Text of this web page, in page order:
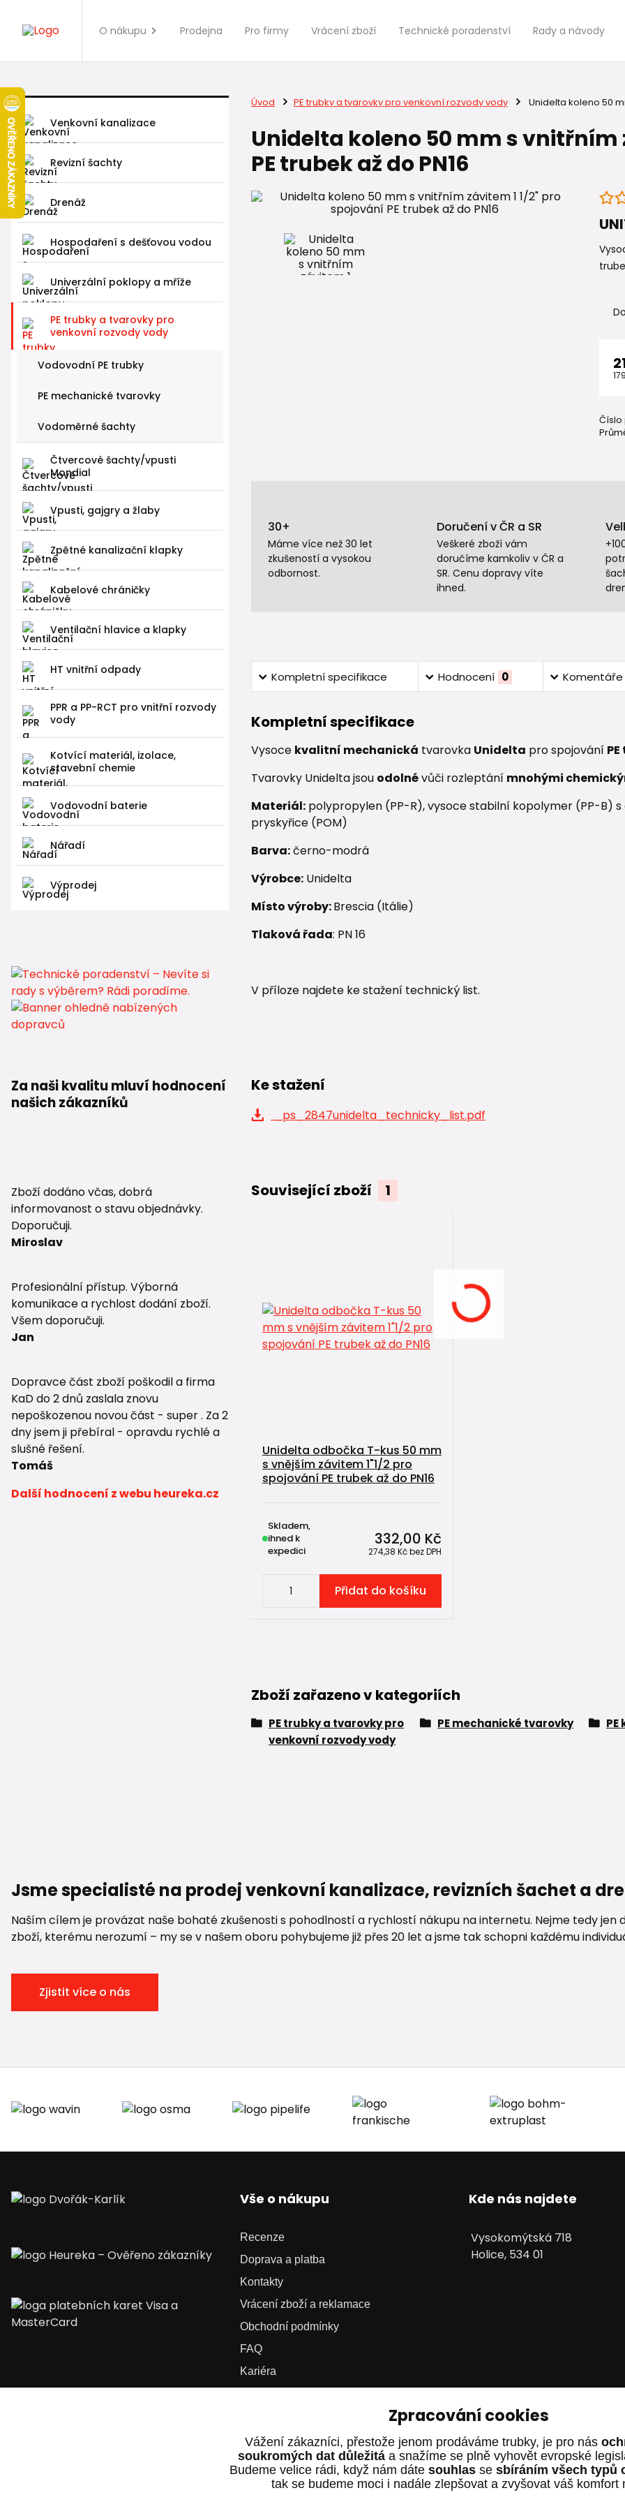
O nákupu Prodejna Pro firmy Vrácení zboží Technické poradenství Rady a návody
Venkovní kanalizace
Revizní šachty
Drenáž
Hospodaření s dešťovou vodou
Univerzální poklopy a mříže
PE trubky a tvarovky pro
venkovní rozvody vody
Vodovodní PE trubky
PE mechanické tvarovky
Vodoměrné šachty
Čtvercové šachty/vpusti
Mondial
Vpusti, gajgry a žlaby
Zpětné kanalizační klapky
Kabelové chráničky
Ventilační hlavice a klapky
HT vnitřní odpady
PPR a PP-RCT pro vnitřní rozvody
vody
Kotvící materiál, izolace,
stavební chemie
Vodovodní baterie
Nářadí
Výprodej
Za naši kvalitu mluví hodnocení
našich zákazníků
Zboží dodáno včas, dobrá
informovanost o stavu objednávky.
Doporučuji.
Miroslav
Profesionální přístup. Výborná
komunikace a rychlost dodání zboží.
Všem doporučuji.
Jan
Dopravce část zboží poškodil a firma
KaD do 2 dnů zaslala znovu
nepoškozenou novou část - super . Za 2
dny jsem ji přebíral - opravdu rychlé a
slušné řešení.
Tomáš
Další hodnocení z webu heureka.cz
Úvod PE trubky a tvarovky pro venkovní rozvody vody Unidelta koleno 50
Unidelta koleno 50 mm s vnitřním
PE trubek až do PN16
Číslo
30+
Máme více než 30 let
zkušeností a vysokou
odbornost.
Doručení v ČR a SR
Veškeré zboží vám
doručíme kamkoliv v ČR a
SR. Cenu dopravy víte
ihned.
Kompletní specifikace Hodnocení 0 Komentáře
Kompletní specifikace
Vysoce kvalitní mechanická tvarovka Unidelta pro spojování
Tvarovky Unidelta jsou odolnévůči rozleptání mnohými
Materiál:polypropylen (PP-R), vysoce stabilní kopolymer (PP-B)
pryskyřice (POM)
Barva:černo-modrá
Výrobce:Unidelta
Místo výroby:Brescia (Itálie)
Tlaková řada: PN 16
V příloze najdete ke stažení technický list.
Ke stažení
_ps_2847unidelta_technicky_list.pdf
Související zboží 1
Unidelta odbočka T-kus 50 mm
s vnějším závitem 1"1/2 pro
spojování PE trubek až do PN16
332,00 Kč
274,38 Kčbez DPH
Skladem,
ihned k
expedici
Přidat do košíku
Zboží zařazeno v kategoriích
PE trubky a tvarovky pro
venkovní rozvody vody
PE mechanické tvarovky PE
Jsme specialisté na prodej venkovní kanalizace, revizních šachet a
Naším cílem je provázat naše bohaté zkušenosti s pohodlností a rychlostí nákupu na internetu. Nejme tedy jen
zboží, kterému nerozumí – my se v našem oboru pohybujeme již přes 20 let a jsme tak schopni každému
Zjistit více o nás
Vše o nákupu
Recenze
Doprava a platba
Kontakty
Vrácení zboží a reklamace
Obchodní podmínky
FAQ
Kariéra
Kde nás najdete
Vysokomýtská 718
Holice, 534 01
Zpracování cookies
Vážení zákazníci, přestože jenom prodáváme trubky, je pro nás
soukromých dat důležitáa snažíme se plně vyhovět evropské
Budeme velice rádi, když nám dáte souhlasse sbíráním všech typů
tak se budeme moci i nadále zlepšovat a zvyšovat váš komfort